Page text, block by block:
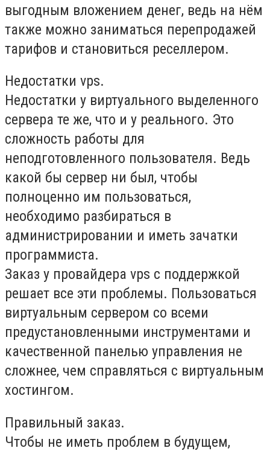
выгодным вложением денег, ведь на нём
также можно заниматься перепродажей
тарифов и становиться реселлером.
Недостатки vps.
Недостатки у виртуального выделенного
сервера те же, что и у реального. Это
сложность работы для
неподготовленного пользователя. Ведь
какой бы сервер ни был, чтобы
полноценно им пользоваться,
необходимо разбираться в
администрировании и иметь зачатки
программиста.
Заказ у провайдера vps c поддержкой
решает все эти проблемы. Пользоваться
виртуальным сервером со всеми
предустановленными инструментами и
качественной панелью управления не
сложнее, чем справляться с виртуальным
хостингом.
Правильный заказ.
Чтобы не иметь проблем в будущем,